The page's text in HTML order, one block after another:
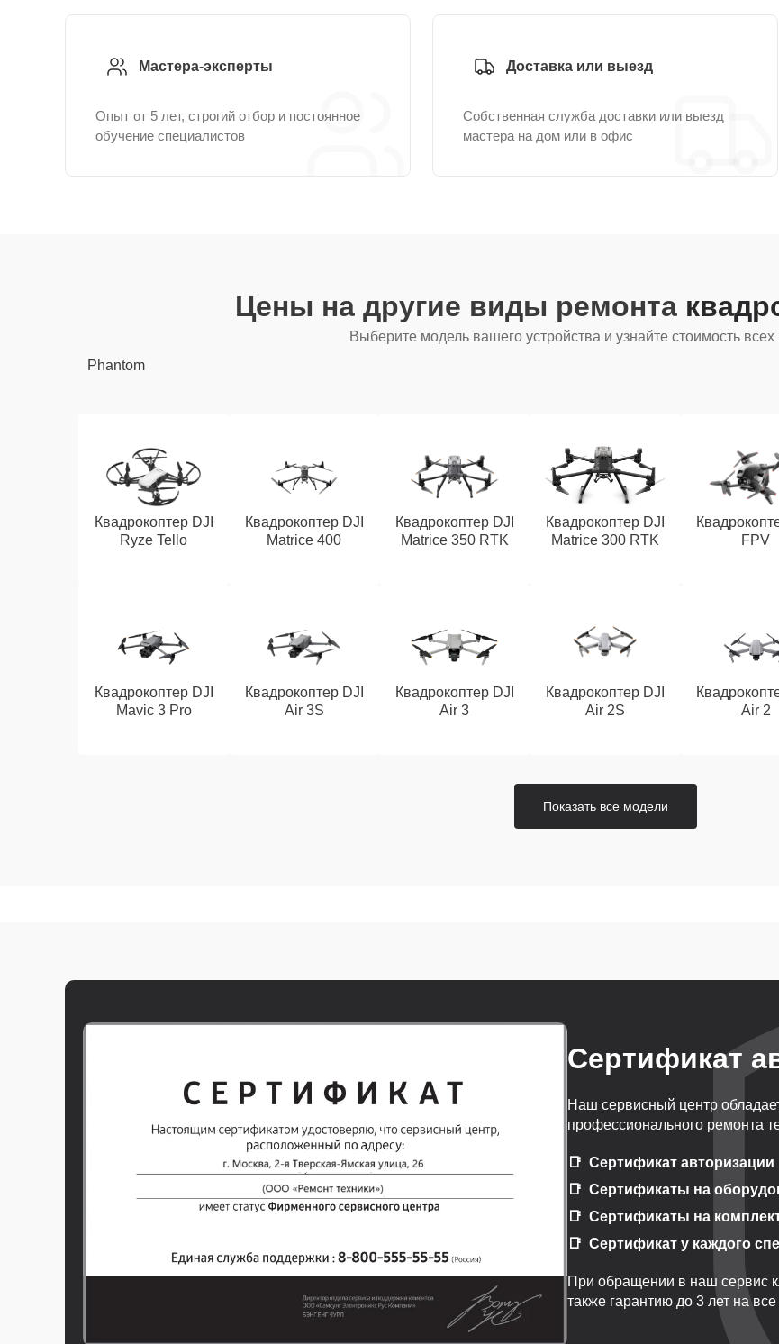
Мастера-эксперты
Опыт от 5 лет, строгий отбор и постоянное
обучение специалистов
Доставка или выезд
Собственная служба доставки или выезд
мастера на дом или в офис
Цены на другие виды ремонта
Выберите модель вашего устройства и узнайте стоимость
Phantom
Квадрокоптер DJI
Ryze Tello
Квадрокоптер DJI
Matrice 400
Квадрокоптер DJI
Matrice 350 RTK
Квадрокоптер DJI
Matrice 300 RTK
FPV
Квадрокоптер DJI
Mavic 3 Pro
Квадрокоптер DJI
Air 3S
Квадрокоптер DJI
Air 3
Квадрокоптер DJI
Air 2S
Air 2
Показать все модели
Сертификат
Наш сервисный центр
профессионального ремонта
Сертификат авторизации
Сертификаты на
Сертификаты на
Сертификат у каждого
При обращении в наш сервис
также гарантию до 3 лет на